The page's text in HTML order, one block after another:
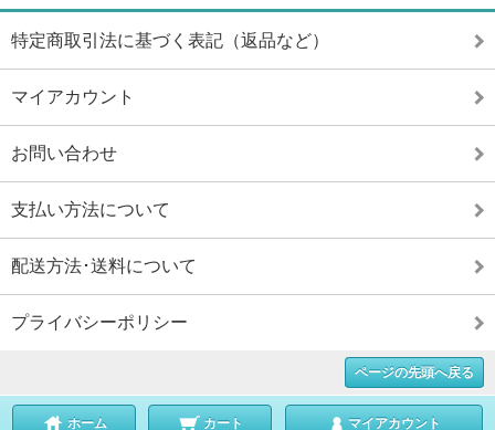
特定商取引法に基づく表記（返品など）
マイアカウント
お問い合わせ
支払い方法について
配送方法･送料について
プライバシーポリシー
ページの先頭へ戻る
ホーム カート マイアカウント